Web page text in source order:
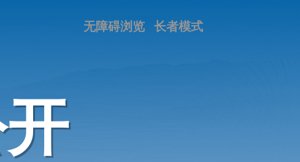
长者模式
无障碍浏览